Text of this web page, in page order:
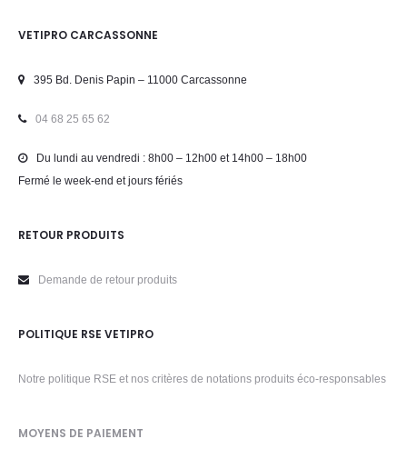
VETIPRO CARCASSONNE
395 Bd. Denis Papin – 11000 Carcassonne
04 68 25 65 62
Du lundi au vendredi : 8h00 – 12h00 et 14h00 – 18h00
Fermé le week-end et jours fériés
RETOUR PRODUITS
Demande de retour produits
POLITIQUE RSE VETIPRO
Notre politique RSE et nos critères de notations produits éco-responsables
MOYENS DE PAIEMENT